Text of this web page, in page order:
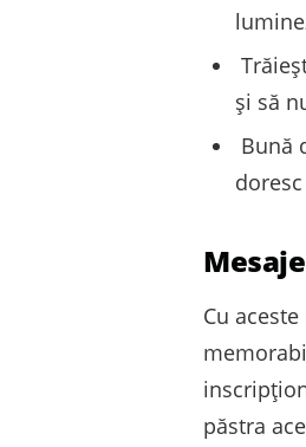
și să
Bună
Cu
păstra